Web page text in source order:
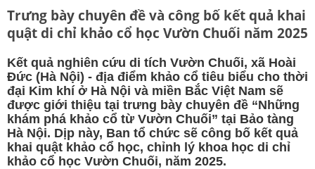
Trưng bày chuyên đề và công bố kết quả khai
quật di chỉ khảo cổ học Vườn Chuối năm 2025
Kết quả nghiên cứu di tích Vườn Chuối, xã Hoài
Đức (Hà Nội) - địa điểm khảo cổ tiêu biểu cho thời
đại Kim khí ở Hà Nội và miền Bắc Việt Nam sẽ
được giới thiệu tại trưng bày chuyên đề “Những
khám phá khảo cổ từ Vườn Chuối” tại Bảo tàng
Hà Nội. Dịp này, Ban tổ chức sẽ công bố kết quả
khai quật khảo cổ học, chỉnh lý khoa học di chỉ
khảo cổ học Vườn Chuối, năm 2025.